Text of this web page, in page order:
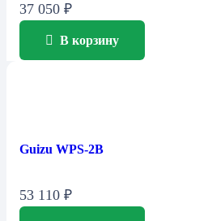
37 050 ₽
В корзину
Guizu WPS-2B
53 110 ₽